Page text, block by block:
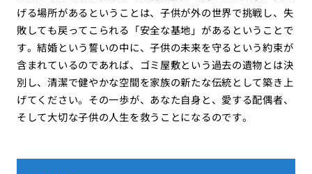
げる場所があるということは、子供が外の世界で挑戦し、失
敗しても戻ってこられる「安全な基地」があるということで
す。結婚という誓いの中に、子供の未来を守るという約束が
含まれているのであれば、ゴミ屋敷という過去の遺物とは決
別し、清潔で健やかな空間を家族の新たな伝統として築き上
げてください。その一歩が、あなた自身と、愛する配偶者、
そして大切な子供の人生を救うことになるのです。